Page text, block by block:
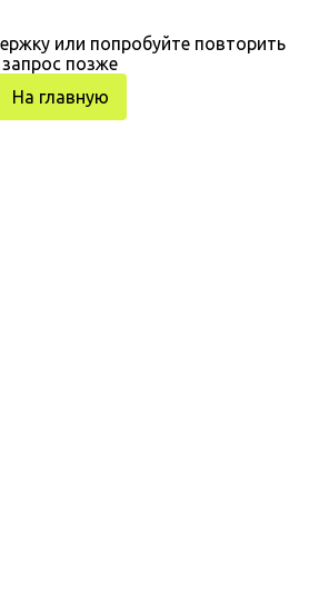
или попробуйте повторить
запрос позже
На главную